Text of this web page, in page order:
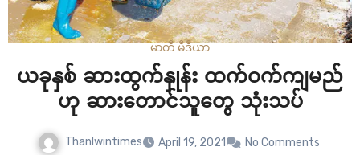
မာတီ မီဒီယာ
ယခုနှစ် ဆားထွက်နှုန်း ထက်ဝက်ကျမည်
ဟု ဆားတောင်သူတွေ သုံးသပ်
Thanlwintimes April 19, 2021 No Comments